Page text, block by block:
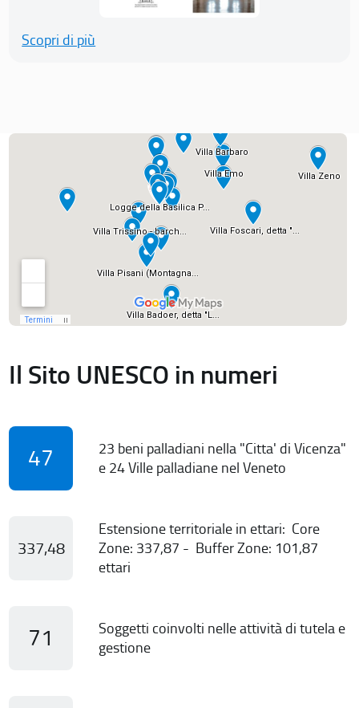
Scopri di più
Il Sito UNESCO in numeri
47
23 beni palladiani nella "Citta' di Vicenza"
e 24 Ville palladiane nel Veneto
337,48
Estensione territoriale in ettari: Core
Zone: 337,87 - Buffer Zone: 101,87
ettari
71
Soggetti coinvolti nelle attività di tutela e
gestione